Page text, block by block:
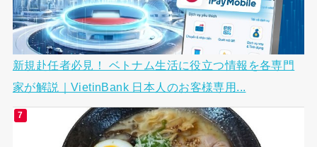
新規赴任者必見！ ベトナム生活に役立つ情報を各専門
家が解説｜VietinBank 日本人のお客様専用...